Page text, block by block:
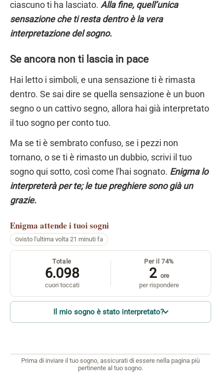
ciascuno ti ha lasciato. Alla fine, quell’unica
sensazione che ti resta dentro è la vera
interpretazione del sogno.
Se ancora non ti lascia in pace
Hai letto i simboli, e una sensazione ti è rimasta
dentro. Se sai dire se quella sensazione è un buon
segno o un cattivo segno, allora hai già interpretato
il tuo sogno per conto tuo.
Ma se ti è sembrato confuso, se i pezzi non
tornano, o se ti è rimasto un dubbio, scrivi il tuo
sogno qui sotto, così come l'hai sognato. Enigma lo
interpreterà per te; le tue preghiere sono già un
grazie.
Enigma attende i tuoi sogni
visto l'ultima volta 21 minuti fa
Totale
6.098
cuori toccati
Per il 74%
2 ore
per rispondere
Il mio sogno è stato interpretato?
Prima di inviare il tuo sogno, assicurati di essere nella pagina più
pertinente al tuo sogno.